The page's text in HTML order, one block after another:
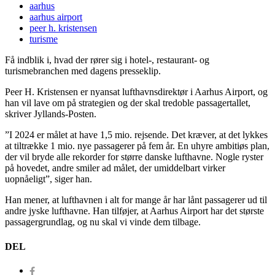
aarhus
aarhus airport
peer h. kristensen
turisme
Få indblik i, hvad der rører sig i hotel-, restaurant- og
turismebranchen med dagens presseklip.
Peer H. Kristensen er nyansat lufthavnsdirektør i Aarhus Airport, og
han vil lave om på strategien og der skal tredoble passagertallet,
skriver Jyllands-Posten.
”I 2024 er målet at have 1,5 mio. rejsende. Det kræver, at det lykkes
at tiltrække 1 mio. nye passagerer på fem år. En uhyre ambitiøs plan,
der vil bryde alle rekorder for større danske lufthavne. Nogle ryster
på hovedet, andre smiler ad målet, der umiddelbart virker
uopnåeligt”, siger han.
Han mener, at lufthavnen i alt for mange år har lånt passagerer ud til
andre jyske lufthavne. Han tilføjer, at Aarhus Airport har det største
passagergrundlag, og nu skal vi vinde dem tilbage.
DEL